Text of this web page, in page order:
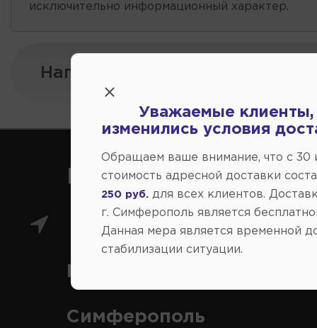
исключительно информационный характер.
Напишите нам:
Как нас найти
Главный магазин: ул.
Симферополь
Уважаемые клиенты,
изменились условия
Обращаем ваше внимание, что c 30
стоимость адресной доставки
250 руб.
для всех клиентов.
г. Симферополь является
Данная мера является временной
стабилизации ситуации.